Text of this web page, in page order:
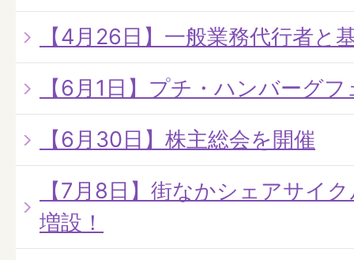
【4月26日】一般業務代行者と
【6月1日】プチ・ハンバーグ
【6月30日】株主総会を開催
【7月8日】街なかシェアサイ
増設！